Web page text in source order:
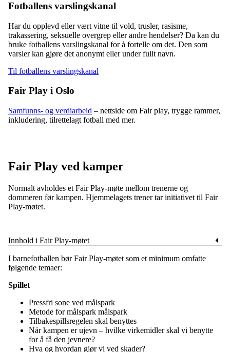
Fotballens varslingskanal
Har du opplevd eller vært vitne til vold, trusler, rasisme,
trakassering, seksuelle overgrep eller andre hendelser? Da kan du
bruke fotballens varslingskanal for å fortelle om det. Den som
varsler kan gjøre det anonymt eller under fullt navn.
Til fotballens varslingskanal
Fair Play i Oslo
Samfunns- og verdiarbeid – nettside om Fair play, trygge rammer,
inkludering, tilrettelagt fotball med mer.
Fair Play ved kamper
Normalt avholdes et Fair Play-møte mellom trenerne og
dommeren før kampen. Hjemmelagets trener tar initiativet til Fair
Play-møtet.
Innhold i Fair Play-møtet
I barnefotballen bør Fair Play-møtet som et minimum omfatte
følgende temaer:
Spillet
Pressfri sone ved målspark
Metode for målspark målspark
Tilbakespillsregelen skal benyttes
Når kampen er ujevn – hvilke virkemidler skal vi benytte
for å få den jevnere?
Hva og hvordan gjør vi ved skader?